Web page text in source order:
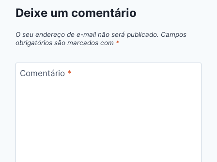
Deixe um comentário
O seu endereço de e-mail não será publicado. Campos
obrigatórios são marcados com *
Comentário *